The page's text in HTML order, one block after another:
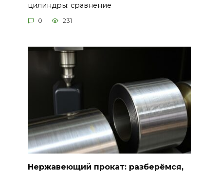
цилиндры: сравнение
0 231
Нержавеющий прокат: разберёмся,